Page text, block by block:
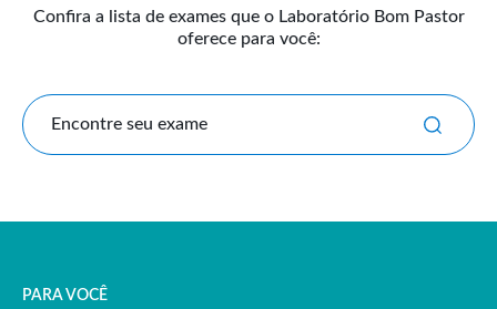
Confira a lista de exames que o Laboratório Bom Pastor
oferece para você:
PARA VOCÊ